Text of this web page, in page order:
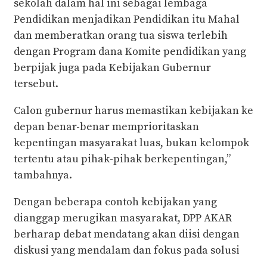
sekolah dalam hal ini sebagai lembaga
Pendidikan menjadikan Pendidikan itu Mahal
dan memberatkan orang tua siswa terlebih
dengan Program dana Komite pendidikan yang
berpijak juga pada Kebijakan Gubernur
tersebut.
Calon gubernur harus memastikan kebijakan ke
depan benar-benar memprioritaskan
kepentingan masyarakat luas, bukan kelompok
tertentu atau pihak-pihak berkepentingan,”
tambahnya.
Dengan beberapa contoh kebijakan yang
dianggap merugikan masyarakat, DPP AKAR
berharap debat mendatang akan diisi dengan
diskusi yang mendalam dan fokus pada solusi